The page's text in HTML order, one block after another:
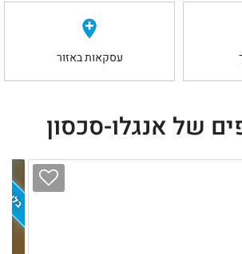
עסקאות באזור
של אנגלו-סכסון